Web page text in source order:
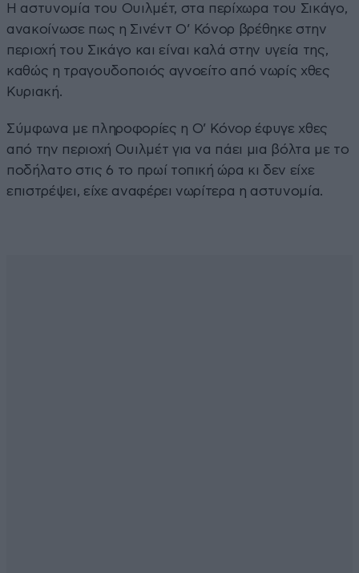
Η αστυνομία του Ουιλμέτ, στα περίχωρα του Σικάγο,
ανακοίνωσε πως η Σινέντ Ο’ Κόνορ βρέθηκε στην
περιοχή του Σικάγο και είναι καλά στην υγεία της,
καθώς η τραγουδοποιός αγνοείτο από νωρίς χθες
Κυριακή.
Σύμφωνα με πληροφορίες η Ο’ Κόνορ έφυγε χθες
από την περιοχή Ουιλμέτ για να πάει μια βόλτα με το
ποδήλατο στις 6 το πρωί τοπική ώρα κι δεν είχε
επιστρέψει, είχε αναφέρει νωρίτερα η αστυνομία.